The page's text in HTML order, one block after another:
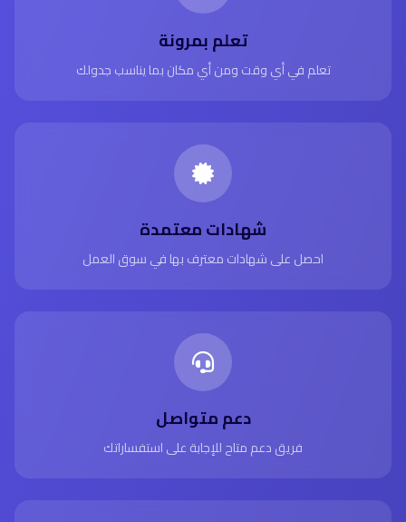
تعلم بمرونة
تعلم في أي وقت ومن أي مكان بما يناسب جدولك
شهادات معتمدة
احصل على شهادات معترف بها في سوق العمل
دعم متواصل
فريق دعم متاح للإجابة على استفساراتك